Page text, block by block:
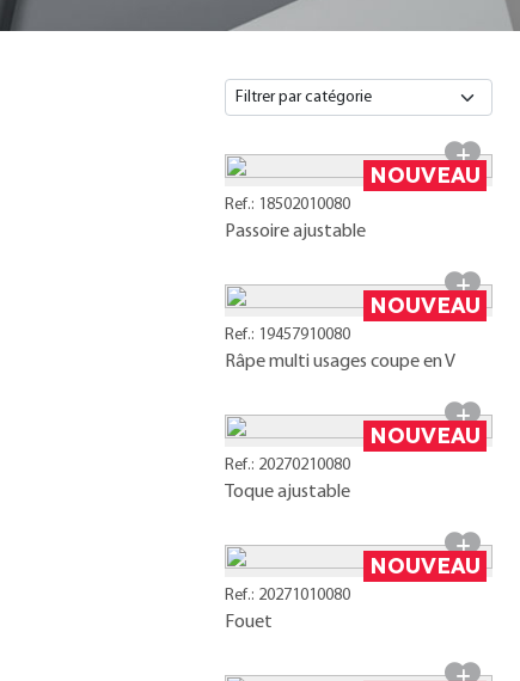
NOUVEAU
Ref.: 18502010080
Passoire ajustable
NOUVEAU
Ref.: 19457910080
Râpe multi usages coupe en V
NOUVEAU
Ref.: 20270210080
Toque ajustable
NOUVEAU
Ref.: 20271010080
Fouet